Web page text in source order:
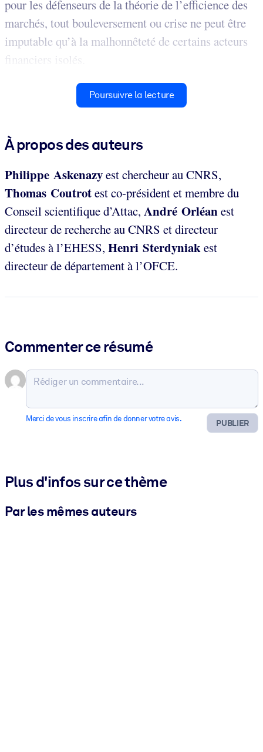
pour les défenseurs de la théorie de l’efficience des
marchés, tout bouleversement ou crise ne peut être
imputable qu’à la malhonnêteté de certains acteurs
financiers isolés.
Poursuivre la lecture
À propos des auteurs
Philippe Askenazyest chercheur au CNRS,
Thomas Coutrotest co-président et membre du
Conseil scientifique d’Attac, André Orléanest
directeur de recherche au CNRS et directeur
d’études à l’EHESS, Henri Sterdyniakest
directeur de département à l’OFCE.
Commenter ce résumé
PUBLIER
Merci de vous inscrire afin de donner votre avis.
Plus d'infos sur ce thème
Par les mêmes auteurs